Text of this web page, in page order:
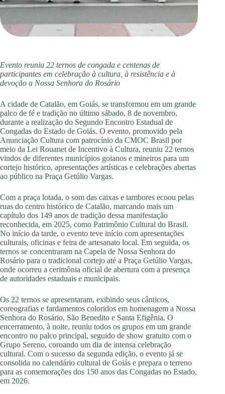
Evento reuniu 22 ternos de congada e centenas de
participantes em celebração à cultura, à resistência e à
devoção a Nossa Senhora do Rosário
A cidade de Catalão, em Goiás, se transformou em um grande
palco de fé e tradição no último sábado, 8 de novembro,
durante a realização do Segundo Encontro Estadual de
Congadas do Estado de Goiás. O evento, promovido pela
Anunciação Cultura com patrocínio da CMOC Brasil por
meio da Lei Rouanet de Incentivo à Cultura, reuniu 22 ternos
vindos de diferentes municípios goianos e mineiros para um
cortejo histórico, apresentações artísticas e celebrações abertas
ao público na Praça Getúlio Vargas.
Com a praça lotada, o som das caixas e tambores ecoou pelas
ruas do centro histórico de Catalão, marcando mais um
capítulo dos 149 anos de tradição dessa manifestação
reconhecida, em 2025, como Patrimônio Cultural do Brasil.
No início da tarde, o evento teve início com apresentações
culturais, oficinas e feira de artesanato local. Em seguida, os
ternos se concentraram na Capela de Nossa Senhora do
Rosário para o tradicional cortejo até a Praça Getúlio Vargas,
onde ocorreu a cerimônia oficial de abertura com a presença
de autoridades estaduais e municipais.
Os 22 ternos se apresentaram, exibindo seus cânticos,
coreografias e fardamentos coloridos em homenagem a Nossa
Senhora do Rosário, São Benedito e Santa Efigênia. O
encerramento, à noite, reuniu todos os grupos em um grande
encontro no palco principal, seguido de show gratuito com o
Grupo Sereno, coroando um dia de intensa celebração
cultural. Com o sucesso da segunda edição, o evento já se
consolida no calendário cultural de Goiás e prepara o terreno
para as comemorações dos 150 anos das Congadas no Estado,
em 2026.